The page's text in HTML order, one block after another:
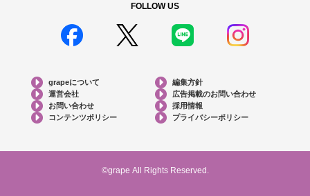
FOLLOW US
grapeについて
編集方針
運営会社
広告掲載のお問い合わせ
お問い合わせ
採用情報
コンテンツポリシー
プライバシーポリシー
©grape All Rights Reserved.